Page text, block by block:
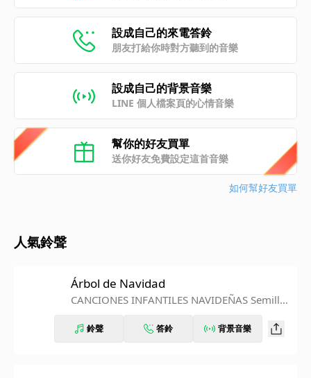
設成自己的來電答鈴
朋友打給你時對方聽到的音樂
設成自己的背景音樂
LINE 個人檔案頁的心情音樂
幫你的好友買單
送你好友免費設定這首音樂
如何幫好友買單
人氣鈴聲
Árbol de Navidad
CANCIONES INFANTILES NAVIDEÑAS Semillit
鈴聲 答鈴 背景音樂